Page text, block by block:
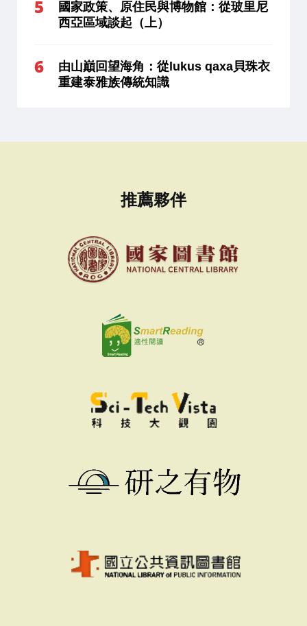
國家政策、原住民與博物館：從玻里尼
西亞區域談起（上）
由山巔回望海角：從lukus qaxa貝珠衣
重建泰雅族傳統知識
推薦夥伴